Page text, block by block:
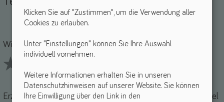
Wie findest du dieses Hilfsmittel? *
2 Stars3 Stars4 Stars5 Stars
Erzähle uns von deinen Erfahrungen mit diesem Hilfsmittel
Klicken Sie auf "Zustimmen", um die Verwendung aller
Cookies zu erlauben.
Unter "Einstellungen" können Sie Ihre Auswahl
individuell vornehmen.
Weitere Informationen erhalten Sie in unseren
Datenschutzhinweisen auf unserer Website. Sie können
Ihre Einwilligung über den Link in den